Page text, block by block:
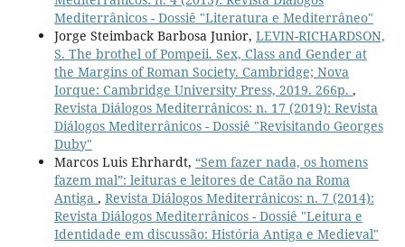
Mediterrânicos - Dossiê "Literatura e Mediterrâneo"
Jorge Steimback Barbosa Junior, LEVIN-RICHARDSON,
S. The brothel of Pompeii. Sex, Class and Gender at
the Margins of Roman Society. Cambridge; Nova
Iorque: Cambridge University Press, 2019. 266p. ,
Revista Diálogos Mediterrânicos: n. 17 (2019): Revista
Diálogos Mediterrânicos - Dossiê "Revisitando Georges
Duby"
Marcos Luis Ehrhardt, “Sem fazer nada, os homens
fazem mal”: leituras e leitores de Catão na Roma
Antiga , Revista Diálogos Mediterrânicos: n. 7 (2014):
Revista Diálogos Mediterrânicos - Dossiê "Leitura e
Identidade em discussão: História Antiga e Medieval"